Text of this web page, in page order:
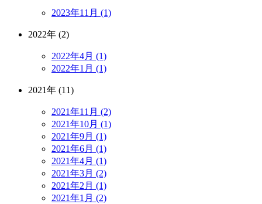
2023年11月 (1)
2022年 (2)
2022年4月 (1)
2022年1月 (1)
2021年 (11)
2021年11月 (2)
2021年10月 (1)
2021年9月 (1)
2021年6月 (1)
2021年4月 (1)
2021年3月 (2)
2021年2月 (1)
2021年1月 (2)